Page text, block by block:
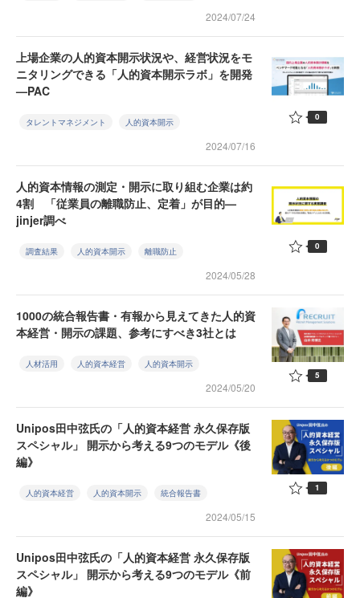
2024/07/24
上場企業の人的資本開示状況や、経営状況をモ
ニタリングできる「人的資本開示ラボ」を開発
—PAC
タレントマネジメント 人的資本開示
2024/07/16
0
人的資本情報の測定・開示に取り組む企業は約
4割 「従業員の離職防止、定着」が目的—
jinjer調べ
調査結果 人的資本開示 離職防止
2024/05/28
0
1000の統合報告書・有報から見えてきた人的資
本経営・開示の課題、参考にすべき3社とは
人材活用 人的資本経営 人的資本開示
2024/05/20
5
Unipos田中弦氏の「人的資本経営 永久保存版
スペシャル」 開示から考える9つのモデル《後
編》
人的資本経営 人的資本開示 統合報告書
2024/05/15
1
Unipos田中弦氏の「人的資本経営 永久保存版
スペシャル」 開示から考える9つのモデル《前
編》